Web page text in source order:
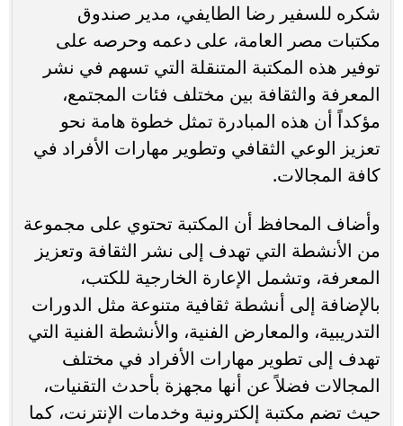
شكره للسفير رضا الطايفي، مدير صندوق
مكتبات مصر العامة، على دعمه وحرصه على
توفير هذه المكتبة المتنقلة التي تسهم في نشر
المعرفة والثقافة بين مختلف فئات المجتمع،
مؤكداً أن هذه المبادرة تمثل خطوة هامة نحو
تعزيز الوعي الثقافي وتطوير مهارات الأفراد في
كافة المجالات.
وأضاف المحافظ أن المكتبة تحتوي على مجموعة
من الأنشطة التي تهدف إلى نشر الثقافة وتعزيز
المعرفة، وتشمل الإعارة الخارجية للكتب،
بالإضافة إلى أنشطة ثقافية متنوعة مثل الدورات
التدريبية، والمعارض الفنية، والأنشطة الفنية التي
تهدف إلى تطوير مهارات الأفراد في مختلف
المجالات فضلاً عن أنها مجهزة بأحدث التقنيات،
حيث تضم مكتبة إلكترونية وخدمات الإنترنت، كما